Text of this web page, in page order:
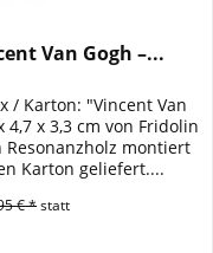
Van Gogh –...
/ Karton: "Vincent Van
4,7 x 3,3 cm von Fridolin
montiert
Karton geliefert....
€ *statt